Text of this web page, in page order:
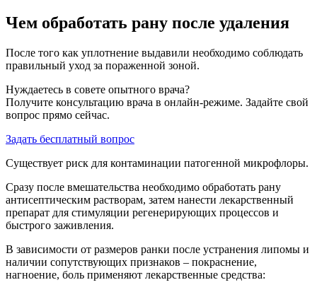
Чем обработать рану после удаления
После того как уплотнение выдавили необходимо соблюдать
правильный уход за пораженной зоной.
Нуждаетесь в совете опытного врача?
Получите консультацию врача в онлайн-режиме. Задайте свой
вопрос прямо сейчас.
Задать бесплатный вопрос
Существует риск для контаминации патогенной микрофлоры.
Сразу после вмешательства необходимо обработать рану
антисептическим растворам, затем нанести лекарственный
препарат для стимуляции регенерирующих процессов и
быстрого заживления.
В зависимости от размеров ранки после устранения липомы и
наличии сопутствующих признаков – покраснение,
нагноение, боль применяют лекарственные средства: